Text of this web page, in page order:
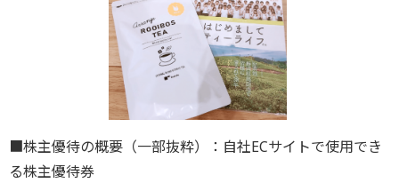
■株主優待の概要（一部抜粋）：自社ECサイトで使用でき
る株主優待券